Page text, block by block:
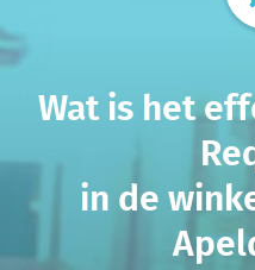
Wat is het
in de